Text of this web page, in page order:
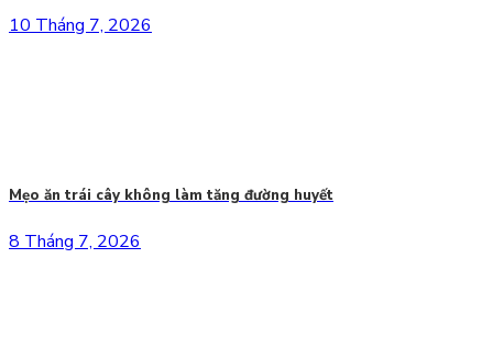
10 Tháng 7, 2026
Mẹo ăn trái cây không làm tăng đường huyết
8 Tháng 7, 2026